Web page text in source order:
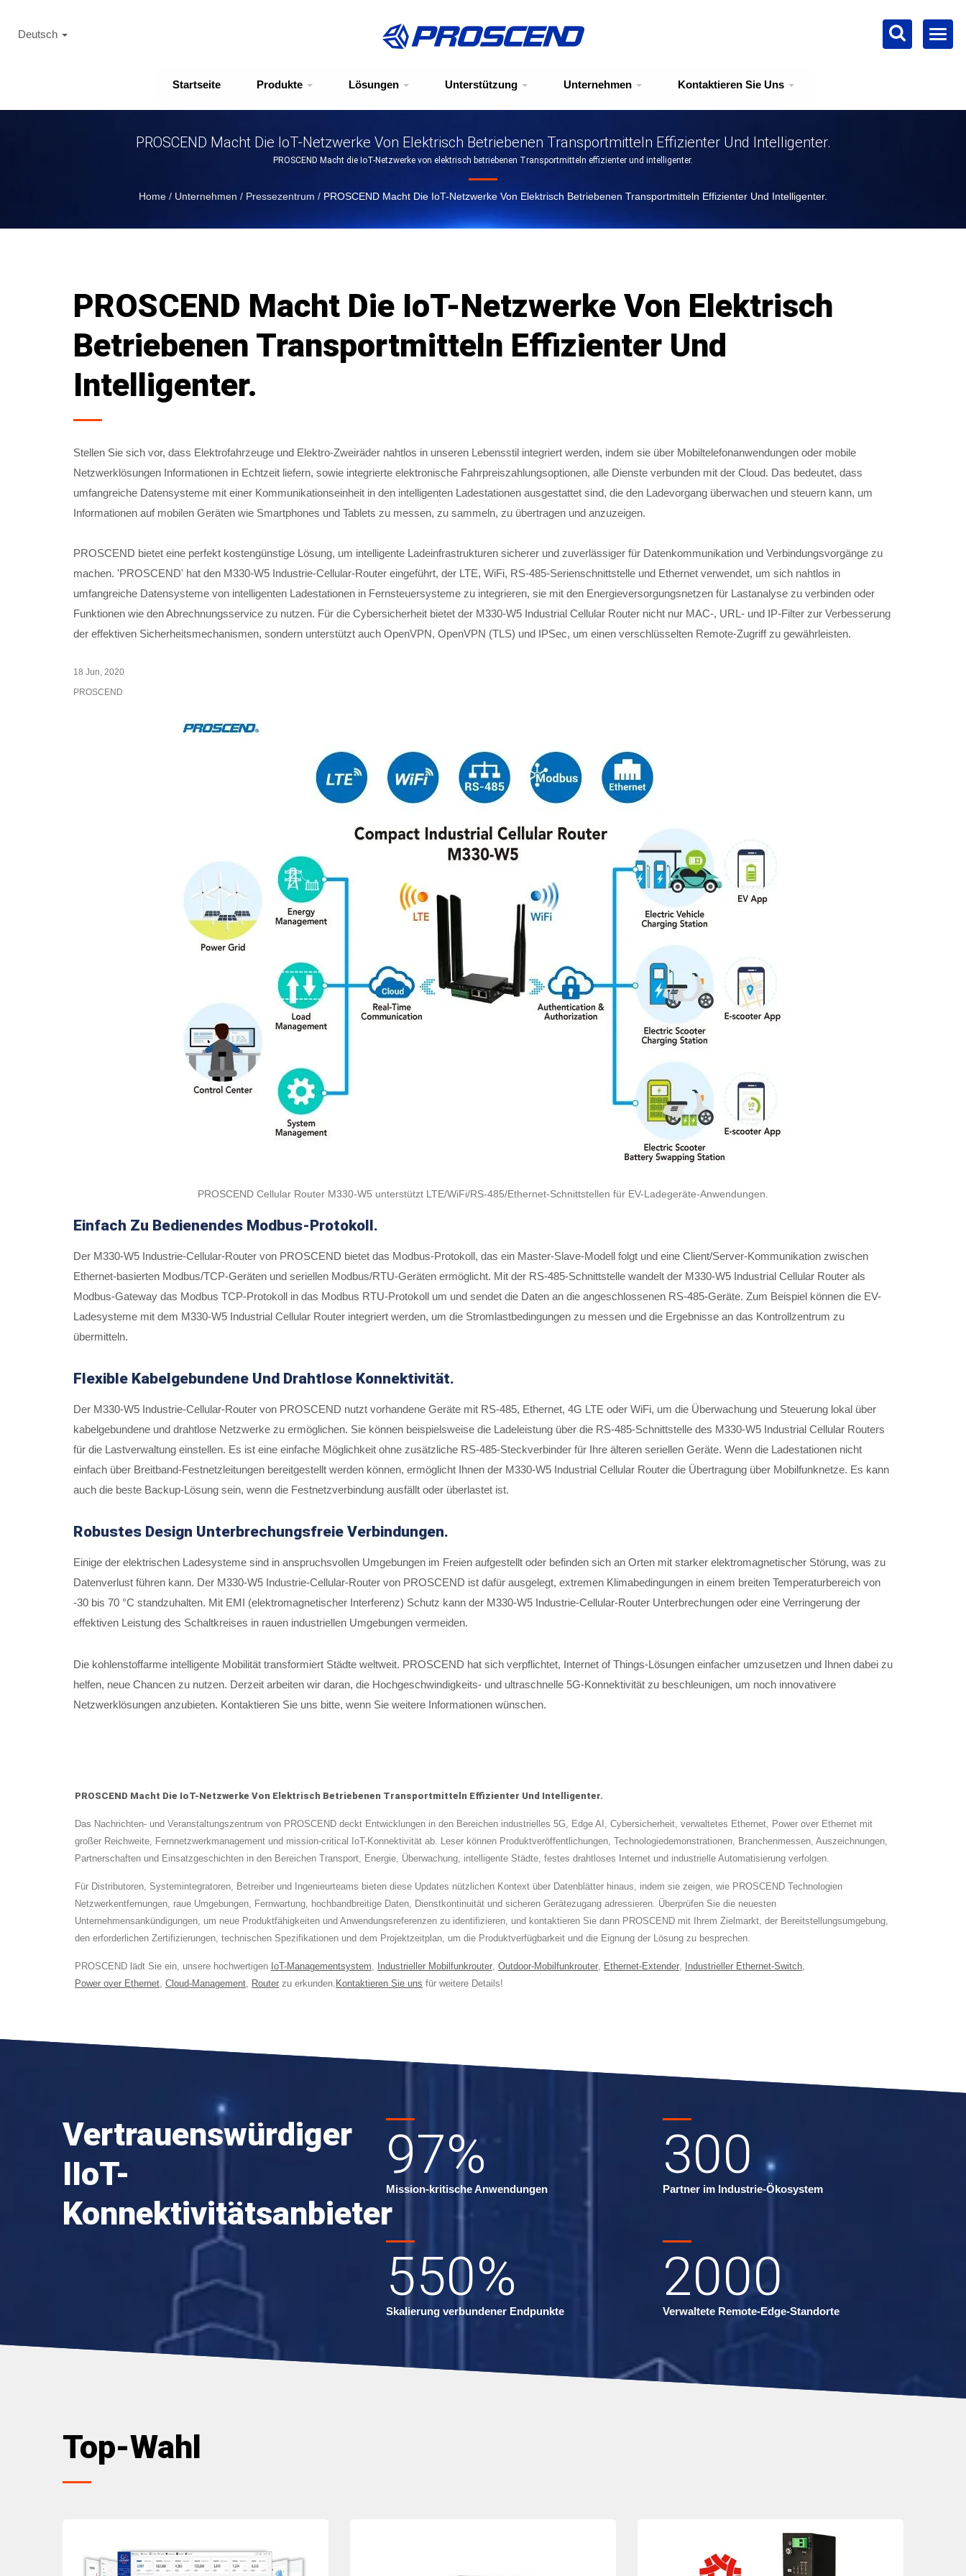
Startseite Produkte Lösungen Unterstützung Unternehmen Kontaktieren Sie Uns
Deutsch
PROSCEND Macht Die IoT-Netzwerke Von Elektrisch Betriebenen Transportmitteln Effizienter Und Intelligenter.
PROSCEND Macht die IoT-Netzwerke von elektrisch betriebenen Transportmitteln effizienter und intelligenter.
Home / Unternehmen / Pressezentrum / PROSCEND Macht Die IoT-Netzwerke Von Elektrisch Betriebenen Transportmitteln Effizienter Und Intelligenter.
PROSCEND Macht Die IoT-Netzwerke Von Elektrisch
Betriebenen Transportmitteln Effizienter Und
Intelligenter.
Stellen Sie sich vor, dass Elektrofahrzeuge und Elektro-Zweiräder nahtlos in unseren Lebensstil integriert werden, indem sie über Mobiltelefonanwendungen oder mobile
Netzwerklösungen Informationen in Echtzeit liefern, sowie integrierte elektronische Fahrpreiszahlungsoptionen, alle Dienste verbunden mit der Cloud. Das bedeutet, dass
umfangreiche Datensysteme mit einer Kommunikationseinheit in den intelligenten Ladestationen ausgestattet sind, die den Ladevorgang überwachen und steuern kann, um
Informationen auf mobilen Geräten wie Smartphones und Tablets zu messen, zu sammeln, zu übertragen und anzuzeigen.
PROSCEND bietet eine perfekt kostengünstige Lösung, um intelligente Ladeinfrastrukturen sicherer und zuverlässiger für Datenkommunikation und Verbindungsvorgänge zu
machen. 'PROSCEND' hat den M330-W5 Industrie-Cellular-Router eingeführt, der LTE, WiFi, RS-485-Serienschnittstelle und Ethernet verwendet, um sich nahtlos in
umfangreiche Datensysteme von intelligenten Ladestationen in Fernsteuersysteme zu integrieren, sie mit den Energieversorgungsnetzen für Lastanalyse zu verbinden oder
Funktionen wie den Abrechnungsservice zu nutzen. Für die Cybersicherheit bietet der M330-W5 Industrial Cellular Router nicht nur MAC-, URL- und IP-Filter zur Verbesserung
der effektiven Sicherheitsmechanismen, sondern unterstützt auch OpenVPN, OpenVPN (TLS) und IPSec, um einen verschlüsselten Remote-Zugriff zu gewährleisten.
18 Jun, 2020
PROSCEND
PROSCEND Cellular Router M330-W5 unterstützt LTE/WiFi/RS-485/Ethernet-Schnittstellen für EV-Ladegeräte-Anwendungen.
Einfach Zu Bedienendes Modbus-Protokoll.
Der M330-W5 Industrie-Cellular-Router von PROSCEND bietet das Modbus-Protokoll, das ein Master-Slave-Modell folgt und eine Client/Server-Kommunikation zwischen
Ethernet-basierten Modbus/TCP-Geräten und seriellen Modbus/RTU-Geräten ermöglicht. Mit der RS-485-Schnittstelle wandelt der M330-W5 Industrial Cellular Router als
Modbus-Gateway das Modbus TCP-Protokoll in das Modbus RTU-Protokoll um und sendet die Daten an die angeschlossenen RS-485-Geräte. Zum Beispiel können die EV-
Ladesysteme mit dem M330-W5 Industrial Cellular Router integriert werden, um die Stromlastbedingungen zu messen und die Ergebnisse an das Kontrollzentrum zu
übermitteln.
Flexible Kabelgebundene Und Drahtlose Konnektivität.
Der M330-W5 Industrie-Cellular-Router von PROSCEND nutzt vorhandene Geräte mit RS-485, Ethernet, 4G LTE oder WiFi, um die Überwachung und Steuerung lokal über
kabelgebundene und drahtlose Netzwerke zu ermöglichen. Sie können beispielsweise die Ladeleistung über die RS-485-Schnittstelle des M330-W5 Industrial Cellular Routers
für die Lastverwaltung einstellen. Es ist eine einfache Möglichkeit ohne zusätzliche RS-485-Steckverbinder für Ihre älteren seriellen Geräte. Wenn die Ladestationen nicht
einfach über Breitband-Festnetzleitungen bereitgestellt werden können, ermöglicht Ihnen der M330-W5 Industrial Cellular Router die Übertragung über Mobilfunknetze. Es kann
auch die beste Backup-Lösung sein, wenn die Festnetzverbindung ausfällt oder überlastet ist.
Robustes Design Unterbrechungsfreie Verbindungen.
Einige der elektrischen Ladesysteme sind in anspruchsvollen Umgebungen im Freien aufgestellt oder befinden sich an Orten mit starker elektromagnetischer Störung, was zu
Datenverlust führen kann. Der M330-W5 Industrie-Cellular-Router von PROSCEND ist dafür ausgelegt, extremen Klimabedingungen in einem breiten Temperaturbereich von
-30 bis 70 °C standzuhalten. Mit EMI (elektromagnetischer Interferenz) Schutz kann der M330-W5 Industrie-Cellular-Router Unterbrechungen oder eine Verringerung der
effektiven Leistung des Schaltkreises in rauen industriellen Umgebungen vermeiden.
Die kohlenstoffarme intelligente Mobilität transformiert Städte weltweit. PROSCEND hat sich verpflichtet, Internet of Things-Lösungen einfacher umzusetzen und Ihnen dabei zu
helfen, neue Chancen zu nutzen. Derzeit arbeiten wir daran, die Hochgeschwindigkeits- und ultraschnelle 5G-Konnektivität zu beschleunigen, um noch innovativere
Netzwerklösungen anzubieten. Kontaktieren Sie uns bitte, wenn Sie weitere Informationen wünschen.
PROSCEND Macht Die IoT-Netzwerke Von Elektrisch Betriebenen Transportmitteln Effizienter Und Intelligenter.
Das Nachrichten- und Veranstaltungszentrum von PROSCEND deckt Entwicklungen in den Bereichen industrielles 5G, Edge AI, Cybersicherheit, verwaltetes Ethernet, Power over Ethernet mit
großer Reichweite, Fernnetzwerkmanagement und mission-critical IoT-Konnektivität ab. Leser können Produktveröffentlichungen, Technologiedemonstrationen, Branchenmessen, Auszeichnungen,
Partnerschaften und Einsatzgeschichten in den Bereichen Transport, Energie, Überwachung, intelligente Städte, festes drahtloses Internet und industrielle Automatisierung verfolgen.
Für Distributoren, Systemintegratoren, Betreiber und Ingenieurteams bieten diese Updates nützlichen Kontext über Datenblätter hinaus, indem sie zeigen, wie PROSCEND Technologien
Netzwerkentfernungen, raue Umgebungen, Fernwartung, hochbandbreitige Daten, Dienstkontinuität und sicheren Gerätezugang adressieren. Überprüfen Sie die neuesten
Unternehmensankündigungen, um neue Produktfähigkeiten und Anwendungsreferenzen zu identifizieren, und kontaktieren Sie dann PROSCEND mit Ihrem Zielmarkt, der Bereitstellungsumgebung,
den erforderlichen Zertifizierungen, technischen Spezifikationen und dem Projektzeitplan, um die Produktverfügbarkeit und die Eignung der Lösung zu besprechen.
PROSCEND lädt Sie ein, unsere hochwertigen IoT-Managementsystem, Industrieller Mobilfunkrouter, Outdoor-Mobilfunkrouter, Ethernet-Extender, Industrieller Ethernet-Switch,
Power over Ethernet, Cloud-Management, Router zu erkunden. Kontaktieren Sie uns für weitere Details!
Vertrauenswürdiger
IIoT-
Konnektivitätsanbieter
97%
Mission-kritische Anwendungen
300
Partner im Industrie-Ökosystem
550%
Skalierung verbundener Endpunkte
2000
Verwaltete Remote-Edge-Standorte
Top-Wahl